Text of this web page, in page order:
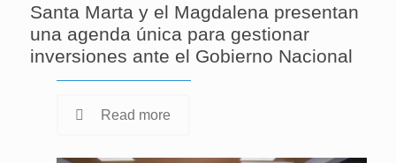
Santa Marta y el Magdalena presentan
una agenda única para gestionar
inversiones ante el Gobierno Nacional
Read more